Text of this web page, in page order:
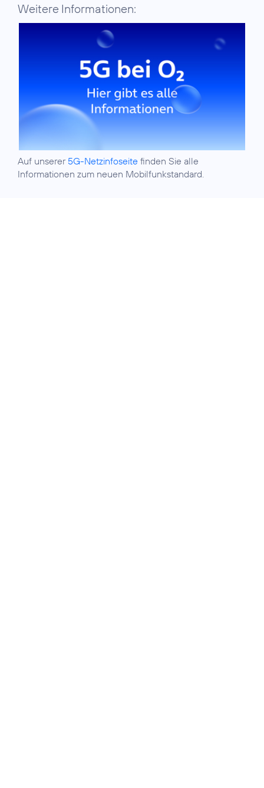
Weitere Informationen:
Auf unserer 5G-Netzinfoseite finden Sie alle
Informationen zum neuen Mobilfunkstandard.